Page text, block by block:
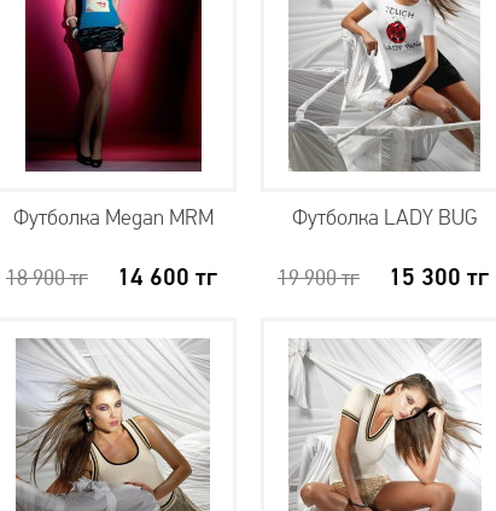
Футболка Megan MRM
18 900тг 14 600 тг
Футболка LADY BUG
19 900тг 15 300 тг